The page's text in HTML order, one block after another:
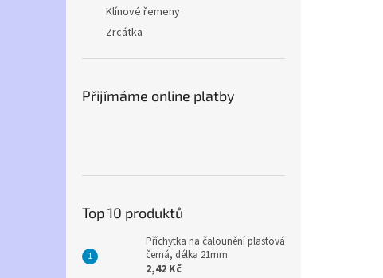
Klínové řemeny
Zrcátka
Přijímáme online platby
Top 10 produktů
Příchytka na čalounění plastová
černá, délka 21mm
2,42 Kč